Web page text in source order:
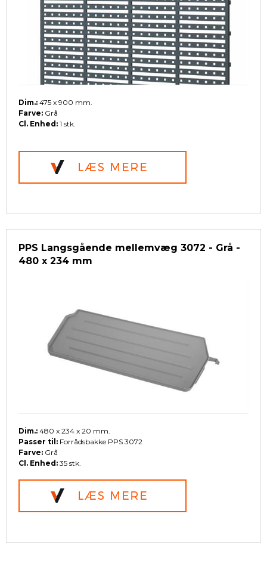
Dim.: 475 x 900 mm.
Farve: Grå
Cl. Enhed: 1 stk.
PPS Langsgående mellemvæg 3072 - Grå -
480 x 234 mm
Dim.: 480 x 234 x 20 mm.
Passer til: Forrådsbakke PPS 3072
Farve: Grå
Cl. Enhed: 35 stk.